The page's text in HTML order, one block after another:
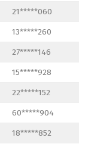
21*****060
13*****260
27*****146
15*****928
22*****152
60*****904
18*****852